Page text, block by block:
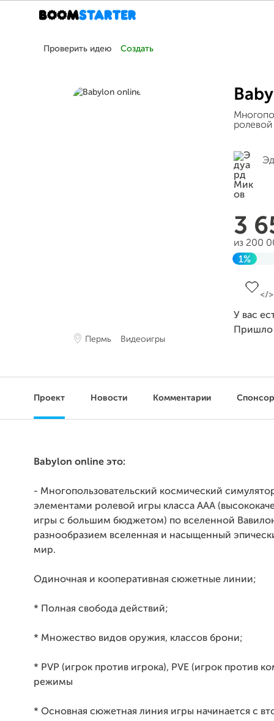
Проверить идею Создать
Пермь Видеоигры
ролевой
3
из 200
1%
У вас
Проект Новости Комментарии
Babylon online это:
- Многопользовательский космический
элементами ролевой игры класса ААА
игры с большим бюджетом) по вселенной
разнообразием вселенная и насыщенный
мир.
Одиночная и кооперативная
* Полная свобода действий;
* Множество видов оружия, классов брони;
* PVP (игрок против игрока), PVE (игрок против
режимы
* Основная сюжетная линия игры начинается с